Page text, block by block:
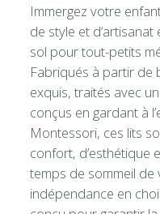
Immergez votre
de style et
sol pour tout-petits
Fabriqués à partir de
exquis, traités avec
conçus en gardant à
Montessori, ces lits
confort, d’esthétique
temps de sommeil
indépendance en